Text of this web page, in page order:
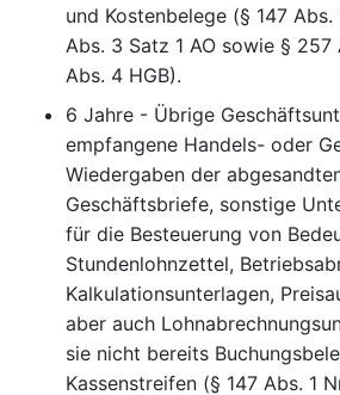
und Kostenbelege (§ 147 Abs.
Abs. 3 Satz 1 AO sowie § 257
Abs. 4 HGB).
6 Jahre - Übrige
empfangene Handels- oder
Wiedergaben der
Geschäftsbriefe, sonstige
für die Besteuerung von
Stundenlohnzettel,
Kalkulationsunterlagen,
aber auch
sie nicht bereits
Kassenstreifen (§ 147 Abs. 1